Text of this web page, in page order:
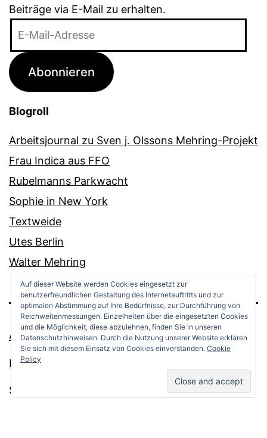
Beiträge via E-Mail zu erhalten.
Adresse
Abonnieren
Blogroll
Arbeitsjournal zu Sven j. Olssons Mehring-Projekt
Frau Indica aus FFO
Rubelmanns Parkwacht
Sophie in New York
Textweide
Utes Berlin
Walter Mehring
Auf dieser Website werden Cookies eingesetzt zur
benutzerfreundlichen Gestaltung des Internetauftritts und zur
optimalen Abstimmung auf Ihre Bedürfnisse, zur Durchführung von
Reichweitenmessungen. Einzelheiten über die eingesetzten Cookies
und die Möglichkeit, diese abzulehnen, finden Sie in unseren
Datenschutzhinweisen. Durch die Nutzung unserer Website erklären
Sie sich mit diesem Einsatz von Cookies einverstanden. Cookie
Policy
ANDREAS OPPERMANN
Datenschutz
Stolz präsentiert von WordPress.